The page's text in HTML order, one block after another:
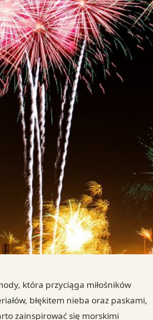
która przyciąga miłośników
błękitem nieba oraz paskami,
zainspirować się morskimi